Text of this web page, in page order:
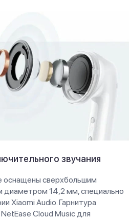
звучания
оснащены сверхбольшим
диаметром 14,2 мм, специально
Xiaomi Audio. Гарнитура
Cloud Music для